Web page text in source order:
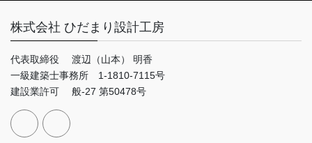
株式会社 ひだまり設計工房
代表取締役 渡辺（山本） 明香
一級建築士事務所 1-1810-7115号
建設業許可 般-27 第50478号